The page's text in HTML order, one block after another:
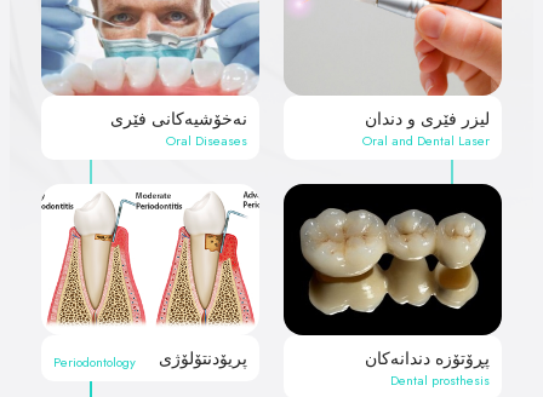
لیزر فێری و دندان
Oral and Dental Laser
نەخۆشیەکانی فێری
Oral Diseases
پڕۆتۆزە دندانەکان
Dental prosthesis
پریۆدنتۆلۆژی Periodontology